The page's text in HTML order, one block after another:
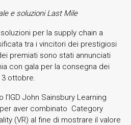
e soluzioni Last Mile
per la supply chain a
tra i vincitori dei prestigiosi
premiati sono stati annunciati
con gala per la consegna dei
3 ottobre.
John Sainsbury Learning
aver combinato Category
(VR) al fine di mostrare il valore